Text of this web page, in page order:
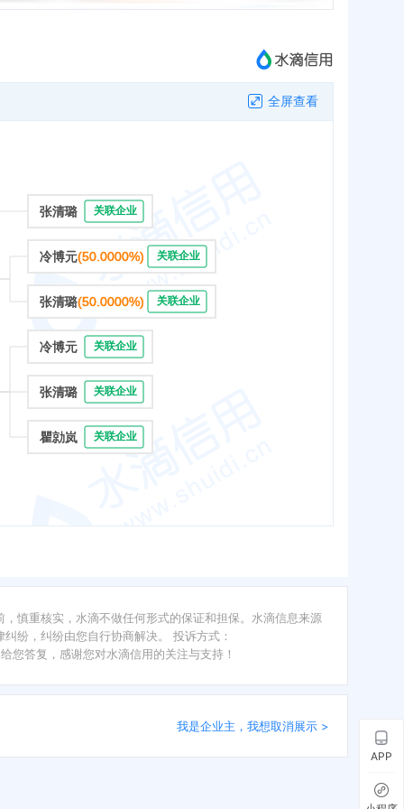
全屏查看
张清璐 关联企业
冷博元(50.0000%) 关联企业
张清璐(50.0000%) 关联企业
冷博元 关联企业
张清璐 关联企业
瞿勍岚 关联企业
慎重核实，水滴不做任何形式的保证和担保。水滴信息来源
纷，纠纷由您自行协商解决。 投诉方式：
您答复，感谢您对水滴信用的关注与支持！
我是企业主，我想取消展示 >
APP